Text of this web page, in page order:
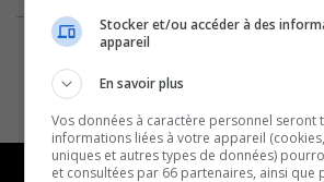
Stocker et/ou accéder à des
appareil
En savoir plus
Vos données à caractère personnel seront
informations liées à votre appareil
uniques et autres types de données)
et consultées par 66 partenaires, ainsi que